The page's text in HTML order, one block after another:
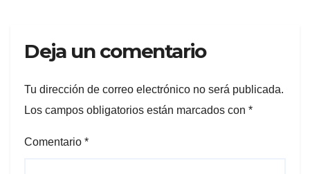
Deja un comentario
Tu dirección de correo electrónico no será publicada.
Los campos obligatorios están marcados con *
Comentario *